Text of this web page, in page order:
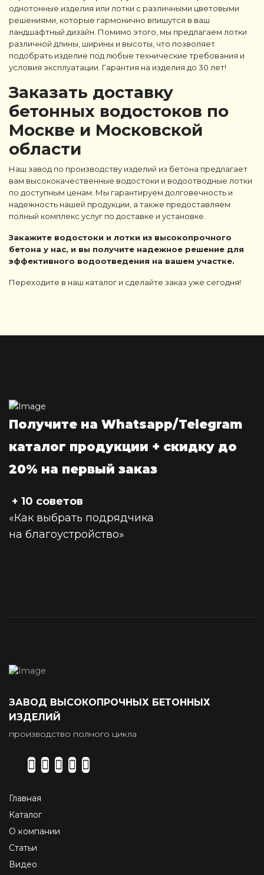
однотонные изделия или лотки с различными цветовыми
решениями, которые гармонично впишутся в ваш
ландшафтный дизайн. Помимо этого, мы предлагаем лотки
различной длины, ширины и высоты, что позволяет
подобрать изделие под любые технические требования и
условия эксплуатации. Гарантия на изделия до 30 лет!
Заказать доставку
бетонных водостоков по
Москве и Московской
области
Наш завод по производству изделий из бетона предлагает
вам высококачественные водостоки и водоотводные лотки
по доступным ценам. Мы гарантируем долговечность и
надежность нашей продукции, а также предоставляем
полный комплекс услуг по доставке и установке.
Закажите водостоки и лотки из высокопрочного
бетона у нас, и вы получите надежное решение для
эффективного водоотведения на вашем участке.
Переходите в наш каталог и сделайте заказ уже сегодня!
Получите на Whatsapp/Telegram
каталог продукции + скидку до
20% на первый заказ
+ 10 советов
«Как выбрать подрядчика
на благоустройство»
ЗАВОД ВЫСОКОПРОЧНЫХ БЕТОННЫХ
ИЗДЕЛИЙ
производство полного цикла
Главная
Каталог
О компании
Статьи
Видео